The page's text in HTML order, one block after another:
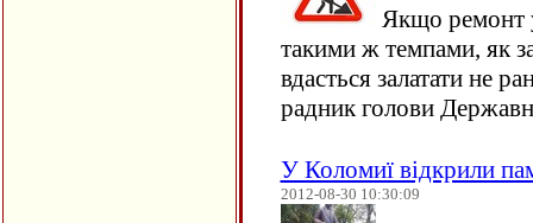
Якщо ремонт
такими ж темпами, як
вдасться залатати не
радник голови
У Коломиї відкрили
2012-08-30 10:30:09